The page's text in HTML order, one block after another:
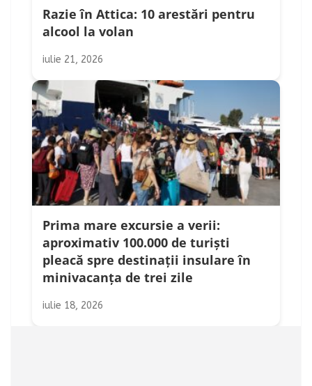
Razie în Attica: 10 arestări pentru
alcool la volan
iulie 21, 2026
Prima mare excursie a verii:
aproximativ 100.000 de turiști
pleacă spre destinații insulare în
minivacanța de trei zile
iulie 18, 2026